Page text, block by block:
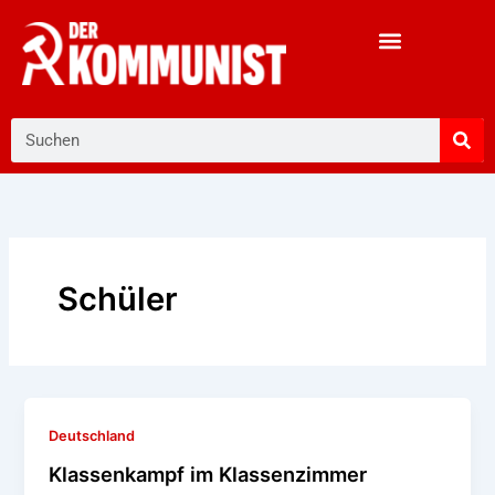
Inhalt
springen
Schüler
Deutschland
Klassenkampf im Klassenzimmer